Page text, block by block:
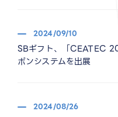
2024/09/10
SBギフト、「CEATEC
ポンシステムを出展
2024/08/26